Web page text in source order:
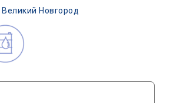
Великий Новгород